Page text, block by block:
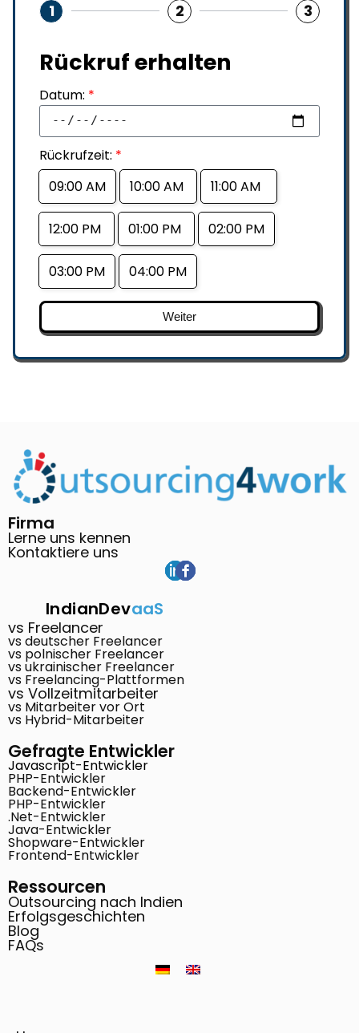
1 2 3
Rückruf erhalten
Datum: *
Rückrufzeit: *
09:00 AM
10:00 AM 11:00 AM
12:00 PM 01:00 PM 02:00 PM
03:00 PM 04:00 PM
Weiter
Firma
Lerne uns kennen
Kontaktiere uns
IndianDevaaS
vs Freelancer
vs deutscher Freelancer
vs polnischer Freelancer
vs ukrainischer Freelancer
vs Freelancing-Plattformen
vs Vollzeitmitarbeiter
vs Mitarbeiter vor Ort
vs Hybrid-Mitarbeiter
Gefragte Entwickler
Javascript-Entwickler
PHP-Entwickler
Backend-Entwickler
PHP-Entwickler
.Net-Entwickler
Java-Entwickler
Shopware-Entwickler
Frontend-Entwickler
Ressourcen
Outsourcing nach Indien
Erfolgsgeschichten
Blog
FAQs